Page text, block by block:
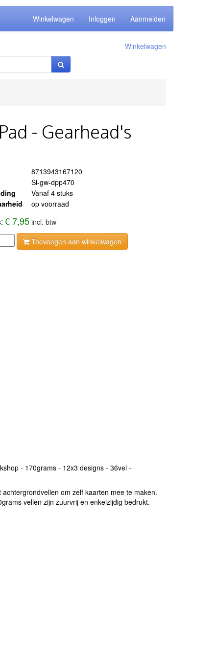
Winkelwagen Inloggen Aanmelden
Winkelwagen
- Gearhead's
8713943167120
Sl-gw-dpp470
Vanaf 4 stuks
op voorraad
€ 7,95 incl. btw
Toevoegen aan winkelwagen
- 170grams - 12x3 designs - 36vel -
om zelf kaarten mee te maken.
vellen zijn zuurvrij en enkelzijdig bedrukt.